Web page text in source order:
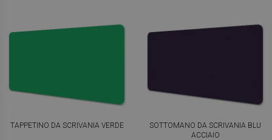
TAPPETINO DA SCRIVANIA VERDE
SOTTOMANO DA SCRIVANIA BLU
ACCIAIO